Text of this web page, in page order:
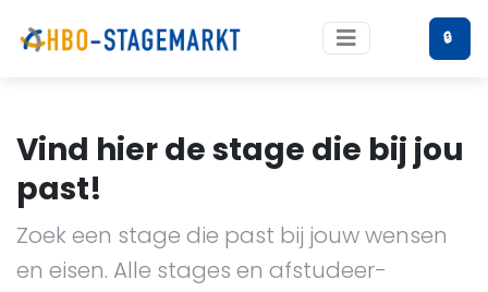
🔒
Vind hier de stage die bij jou
past!
Zoek een stage die past bij jouw wensen
en eisen. Alle stages en afstudeer-